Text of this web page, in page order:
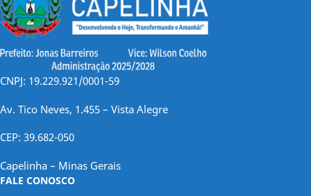
CNPJ: 19.229.921/0001-59
Av. Tico Neves, 1.455 – Vista Alegre
CEP: 39.682-050
Capelinha – Minas Gerais
FALE CONOSCO